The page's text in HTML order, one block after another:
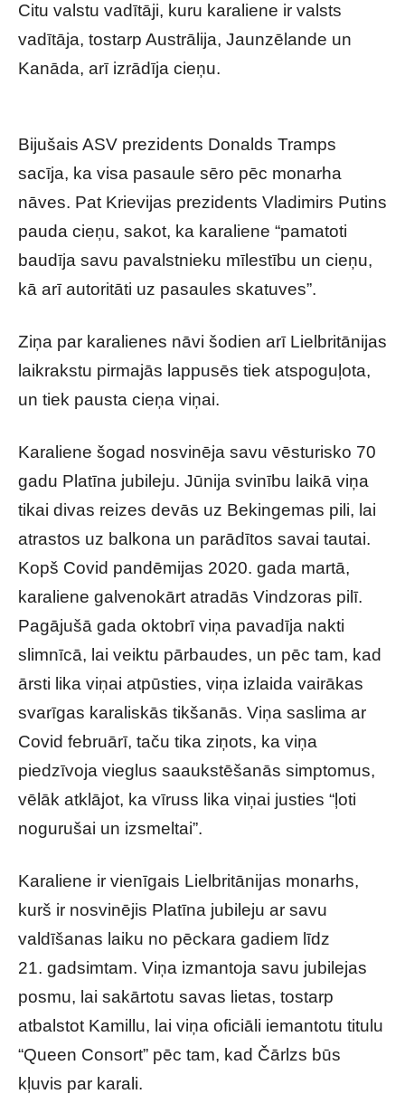
Citu valstu vadītāji, kuru karaliene ir valsts
vadītāja, tostarp Austrālija, Jaunzēlande un
Kanāda, arī izrādīja cieņu.
Bijušais ASV prezidents Donalds Tramps
sacīja, ka visa pasaule sēro pēc monarha
nāves. Pat Krievijas prezidents Vladimirs Putins
pauda cieņu, sakot, ka karaliene “pamatoti
baudīja savu pavalstnieku mīlestību un cieņu,
kā arī autoritāti uz pasaules skatuves”.
Ziņa par karalienes nāvi šodien arī Lielbritānijas
laikrakstu pirmajās lappusēs tiek atspoguļota,
un tiek pausta cieņa viņai.
Karaliene šogad nosvinēja savu vēsturisko 70
gadu Platīna jubileju. Jūnija svinību laikā viņa
tikai divas reizes devās uz Bekingemas pili, lai
atrastos uz balkona un parādītos savai tautai.
Kopš Covid pandēmijas 2020. gada martā,
karaliene galvenokārt atradās Vindzoras pilī.
Pagājušā gada oktobrī viņa pavadīja nakti
slimnīcā, lai veiktu pārbaudes, un pēc tam, kad
ārsti lika viņai atpūsties, viņa izlaida vairākas
svarīgas karaliskās tikšanās. Viņa saslima ar
Covid februārī, taču tika ziņots, ka viņa
piedzīvoja vieglus saaukstēšanās simptomus,
vēlāk atklājot, ka vīruss lika viņai justies “ļoti
nogurušai un izsmeltai”.
Karaliene ir vienīgais Lielbritānijas monarhs,
kurš ir nosvinējis Platīna jubileju ar savu
valdīšanas laiku no pēckara gadiem līdz
21. gadsimtam. Viņa izmantoja savu jubilejas
posmu, lai sakārtotu savas lietas, tostarp
atbalstot Kamillu, lai viņa oficiāli iemantotu titulu
“Queen Consort” pēc tam, kad Čārlzs būs
kļuvis par karali.